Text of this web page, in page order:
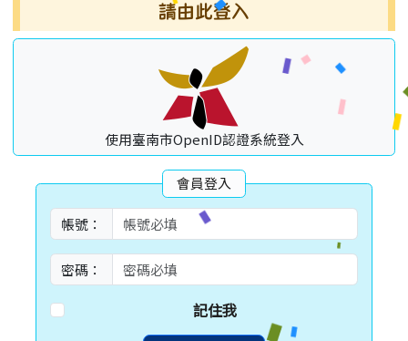
請由此登入
使用臺南市OpenID認證系統登入
會員登入
帳號：
密碼：
記住我